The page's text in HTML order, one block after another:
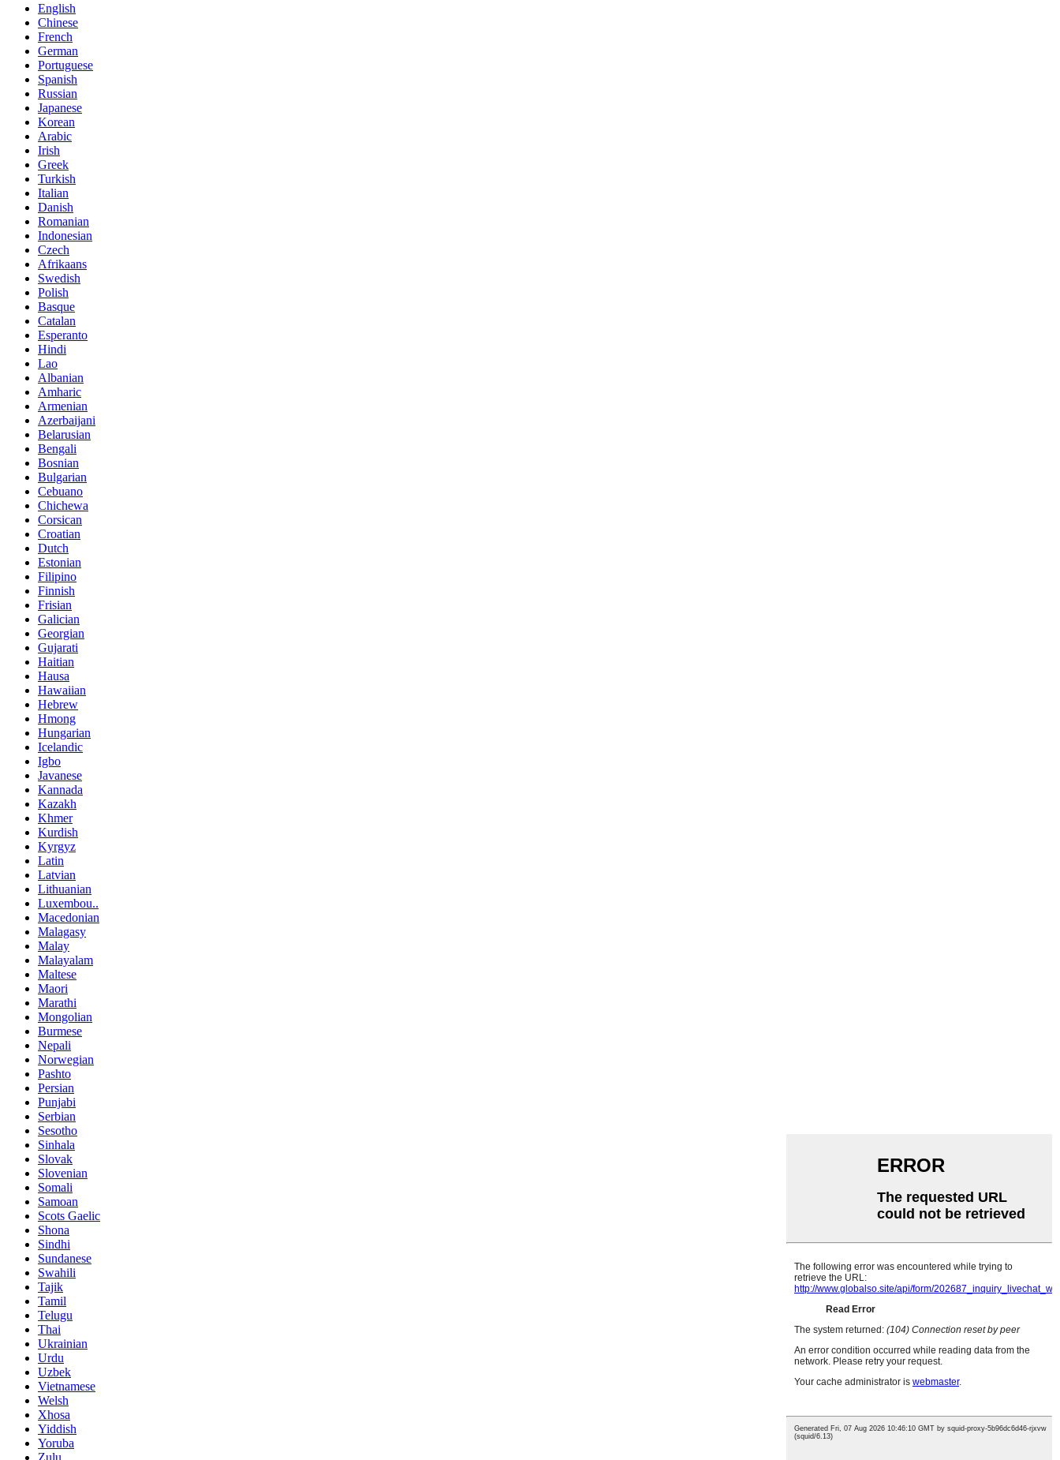
English
Chinese
French
German
Portuguese
Spanish
Russian
Japanese
Korean
Arabic
Irish
Greek
Turkish
Italian
Danish
Romanian
Indonesian
Czech
Afrikaans
Swedish
Polish
Basque
Catalan
Esperanto
Hindi
Lao
Albanian
Amharic
Armenian
Azerbaijani
Belarusian
Bengali
Bosnian
Bulgarian
Cebuano
Chichewa
Corsican
Croatian
Dutch
Estonian
Filipino
Finnish
Frisian
Galician
Georgian
Gujarati
Haitian
Hausa
Hawaiian
Hebrew
Hmong
Hungarian
Icelandic
Igbo
Javanese
Kannada
Kazakh
Khmer
Kurdish
Kyrgyz
Latin
Latvian
Lithuanian
Luxembou..
Macedonian
Malagasy
Malay
Malayalam
Maltese
Maori
Marathi
Mongolian
Burmese
Nepali
Norwegian
Pashto
Persian
Punjabi
Serbian
Sesotho
Sinhala
Slovak
Slovenian
Somali
Samoan
Scots Gaelic
Shona
Sindhi
Sundanese
Swahili
Tajik
Tamil
Telugu
Thai
Ukrainian
Urdu
Uzbek
Vietnamese
Welsh
Xhosa
Yiddish
Yoruba
Zulu